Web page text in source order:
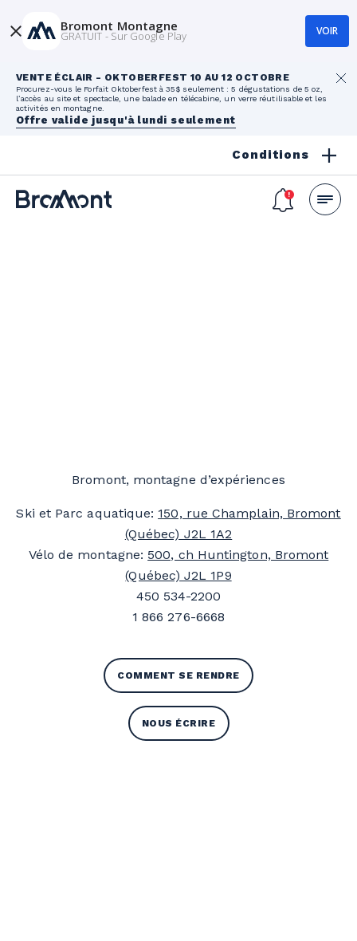
VENTE ÉCLAIR - OKTOBERFEST 10 AU 12 OCTOBRE
Procurez-vous le Forfait Oktoberfest à 35$ seulement : 5 dégustations de 5 oz,
l’accès au site et spectacle, une balade en télécabine, un verre réutilisable et les
activités en montagne.
Offre valide jusqu'à lundi seulement
Conditions
Bromont, montagne d’expériences
Ski et Parc aquatique: 150, rue Champlain, Bromont
(Québec) J2L 1A2
Vélo de montagne: 500, ch Huntington, Bromont
(Québec) J2L 1P9
450 534-2200
1 866 276-6668
COMMENT SE RENDRE
NOUS ÉCRIRE
Bromont Montagne
GRATUIT - Sur Google Play VOIR